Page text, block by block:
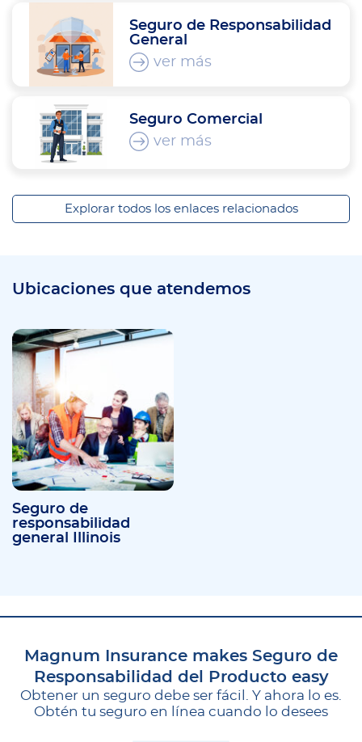
Seguro de Responsabilidad
General
ver más
Seguro Comercial
ver más
Explorar todos los enlaces relacionados
Ubicaciones que atendemos
Seguro de
responsabilidad
general Illinois
Magnum Insurance makes Seguro de
Responsabilidad del Producto easy
Obtener un seguro debe ser fácil. Y ahora lo es.
Obtén tu seguro en línea cuando lo desees